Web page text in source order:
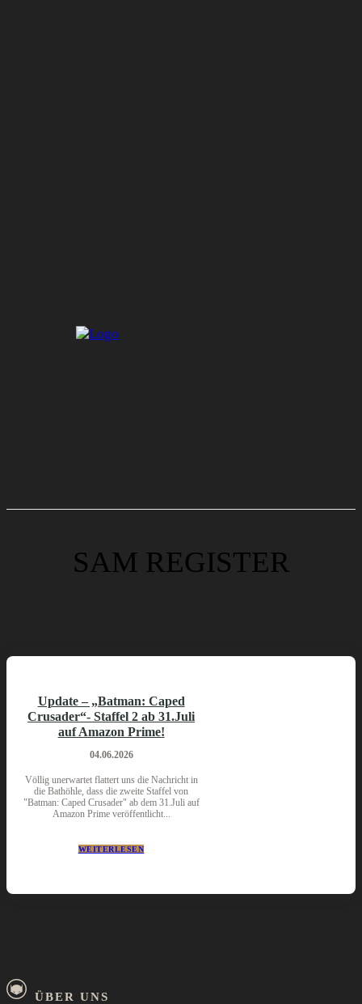
SAM REGISTER
Update – „Batman: Caped
Crusader“- Staffel 2 ab 31.Juli
auf Amazon Prime!
04.06.2026
Völlig unerwartet flattert uns die Nachricht in
die Bathöhle, dass die zweite Staffel von
"Batman: Caped Crusader" ab dem 31.Juli auf
Amazon Prime veröffentlicht...
WEITERLESEN
ÜBER UNS